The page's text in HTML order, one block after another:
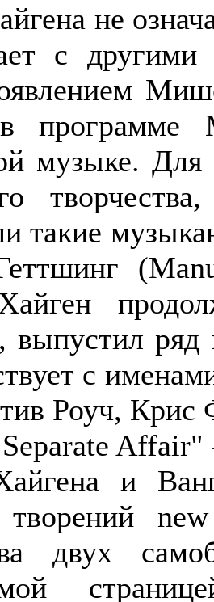
не
с
программе
музыке.
такие
выпустил ряд
с
Роуч, Крис
Affair"
и
творений
двух